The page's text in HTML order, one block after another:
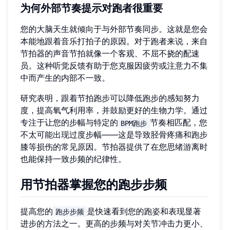
为何外部节奏提示对跑者很重要
您的大脑天生就倾向于与外部节奏同步。这就是您会
本能地跟着音乐打拍子的原因。对于跑者来说，来自
节拍器的声音节拍就像一个客观、不屈不挠的配速
员。这种听觉反馈有助于您克服因疲劳或注意力不集
中而产生的内部不一致。
研究表明，跟着节拍跑步可以降低跑步的感知努力
度，提高氧气利用率，并鼓励更好的生物力学。通过
专注于让您的步幅与特定的 BPM跑步 节奏相匹配，您
不太可能出现过度步幅——这是导致胫骨疼痛和跑步
膝等损伤的常见原因。节拍器提供了在您思绪游离时
也能保持一致步频的纪律性。
用节拍器掌握您的跑步步频
提高您的 跑步步频 是快速看到您的跑姿和表现显著
进步的方法之一。更高的步频与对关节冲击力更小、